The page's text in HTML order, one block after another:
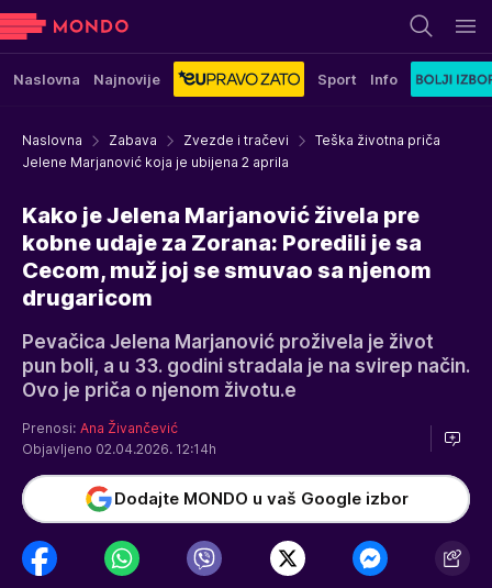
Naslovna Najnovije Sport Info
Naslovna Zabava Zvezde i tračevi
Teška životna priča
Jelene Marjanović koja je ubijena 2 aprila
Kako je Jelena Marjanović živela pre
kobne udaje za Zorana: Poredili je sa
Cecom, muž joj se smuvao sa njenom
drugaricom
Pevačica Jelena Marjanović proživela je život
pun boli, a u 33. godini stradala je na svirep način.
Ovo je priča o njenom životu.e
Prenosi: Ana Živančević
Objavljeno 02.04.2026. 12:14h
Dodajte MONDO u vaš Google izbor